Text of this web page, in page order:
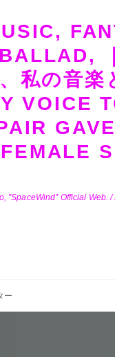
私の音楽
VOICE
”SpaceWind” Official
ー